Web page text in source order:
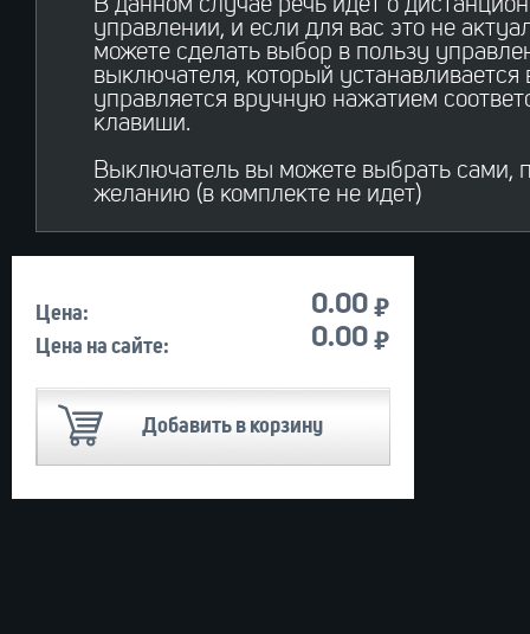
В данном случае речь идет о
управлении, и если для вас это не
можете сделать выбор в пользу
выключателя, который устанавливается
управляется вручную нажатием
клавиши.
Выключатель вы можете выбрать сами,
желанию (в комплекте не идет)
Цена: 0.00 Й
Цена на сайте: 0.00 Й
Добавить в корзину